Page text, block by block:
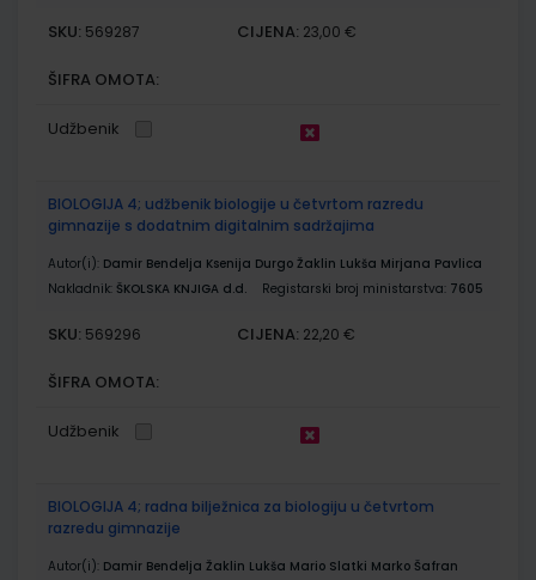
SKU: 569287 CIJENA: 23,00 €
ŠIFRA OMOTA:
Udžbenik
BIOLOGIJA 4; udžbenik biologije u četvrtom razredu
gimnazije s dodatnim digitalnim sadržajima
Autor(i): Damir Bendelja Ksenija Durgo Žaklin Lukša Mirjana Pavlica
Nakladnik: ŠKOLSKA KNJIGA d.d. Registarski broj ministarstva: 7605
SKU: 569296 CIJENA: 22,20 €
ŠIFRA OMOTA:
Udžbenik
BIOLOGIJA 4; radna bilježnica za biologiju u četvrtom
razredu gimnazije
Autor(i): Damir Bendelja Žaklin Lukša Mario Slatki Marko Šafran